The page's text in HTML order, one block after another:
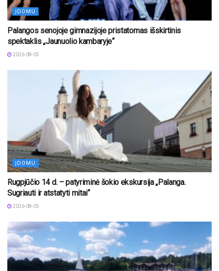
ĮDOMU
Palangos senojoje gimnazijoje pristatomas išskirtinis
spektaklis „Jaunuolio kambaryje“
2026-08-05
ĮDOMU
Rugpjūčio 14 d. – patyriminė šokio ekskursija „Palanga.
Sugriauti ir atstatyti mitai“
2026-08-05